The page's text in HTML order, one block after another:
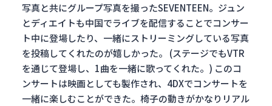
写真と共にグループ写真を撮ったSEVENTEEN。ジュン
とディエイトも中国でライブを配信することでコンサー
ト中に登場したり、一緒にストリーミングしている写真
を投稿してくれたのが嬉しかった。 (ステージでもVTR
を通じて登場し、1曲を一緒に歌ってくれた。) このコ
ンサートは映画としても製作され、4DXでコンサートを
一緒に楽しむことができた。椅子の動きがかなりリアル